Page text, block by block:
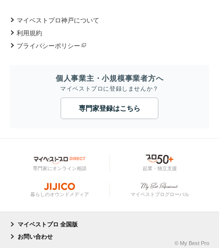
マイベストプロ神戸について
利用規約
プライバシーポリシー
個人事業主・小規模事業者方へ
マイベストプロに登録しませんか？
専門家登録はこちら
専門家にオンライン相談 起業・独立支援
暮らしのオウンドメディア マイベストプログローバル
マイベストプロ 全国版
お問い合わせ
© My Best Pro